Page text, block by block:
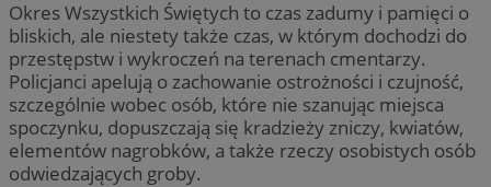
Okres Wszystkich Świętych to czas zadumy i pamięci o
bliskich, ale niestety także czas, w którym dochodzi do
przestępstw i wykroczeń na terenach cmentarzy.
Policjanci apelują o zachowanie ostrożności i czujność,
szczególnie wobec osób, które nie szanując miejsca
spoczynku, dopuszczają się kradzieży zniczy, kwiatów,
elementów nagrobków, a także rzeczy osobistych osób
odwiedzających groby.